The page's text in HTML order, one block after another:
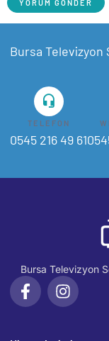
Bursa Televizyon
TELEFON
0545 216 49 61
Bursa Televizyon